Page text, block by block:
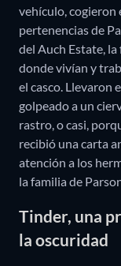
vehículo, cogieron
pertenencias de
del Auch Estate,
donde vivían y
el casco. Llevaron
golpeado a un
rastro, o casi,
recibió una carta
atención a los
la familia de
Tinder, una
la oscuridad